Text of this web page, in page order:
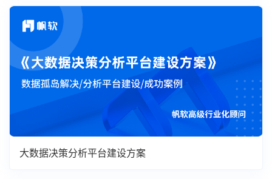
大数据决策分析平台建设方案